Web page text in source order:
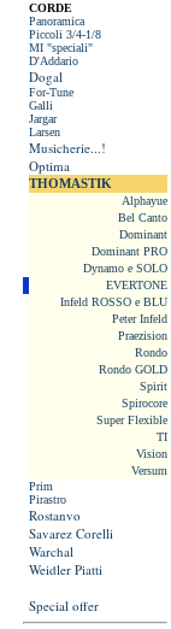
CORDE
Panoramica
Piccoli 3/4-1/8
MI "speciali"
D'Addario
Dogal
For-Tune
Galli
Jargar
Larsen
Musicherie...!
Optima
THOMASTIK
Alphayue
Bel Canto
Dominant
Dominant PRO
Dynamo e SOLO
EVERTONE
Infeld ROSSO e BLU
Peter Infeld
Praezision
Rondo
Rondo GOLD
Spirit
Spirocore
Super Flexible
TI
Vision
Versum
Prim
Pirastro
Rostanvo
Savarez Corelli
Warchal
Weidler Piatti
Special offer